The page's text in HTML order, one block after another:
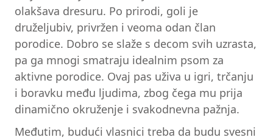
olakšava dresuru. Po prirodi, goli je
druželjubiv, privržen i veoma odan član
porodice. Dobro se slaže s decom svih uzrasta,
pa ga mnogi smatraju idealnim psom za
aktivne porodice. Ovaj pas uživa u igri, trčanju
i boravku među ljudima, zbog čega mu prija
dinamično okruženje i svakodnevna pažnja.
Međutim, budući vlasnici treba da budu svesni